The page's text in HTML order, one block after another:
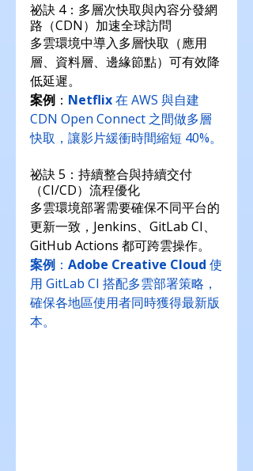
祕訣 4：多層次快取與內容分發網
路（CDN）加速全球訪問
多雲環境中導入多層快取（應用
層、資料層、邊緣節點）可有效降
低延遲。
案例 ： Netflix 在 AWS 與自建
CDN Open Connect 之間做多層
快取，讓影片緩衝時間縮短 40%。
祕訣 5：持續整合與持續交付
（CI/CD）流程優化
多雲環境部署需要確保不同平台的
更新一致，Jenkins、GitLab CI、
GitHub Actions 都可跨雲操作。
案例 ： Adobe Creative Cloud 使
用 GitLab CI 搭配多雲部署策略，
確保各地區使用者同時獲得最新版
本。